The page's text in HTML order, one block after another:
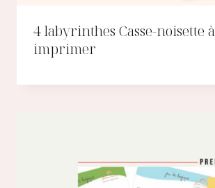
4 labyrinthes Casse-noisette à
imprimer